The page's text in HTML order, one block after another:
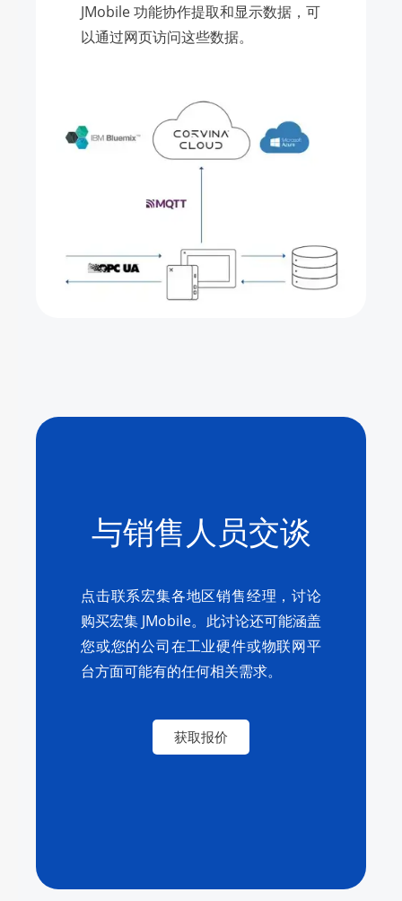
JMobile 功能协作提取和显示数据，可
以通过网页访问这些数据。
与销售人员交谈
点击联系宏集各地区销售经理，讨论
购买宏集 JMobile。此讨论还可能涵盖
您或您的公司在工业硬件或物联网平
台方面可能有的任何相关需求。
获取报价